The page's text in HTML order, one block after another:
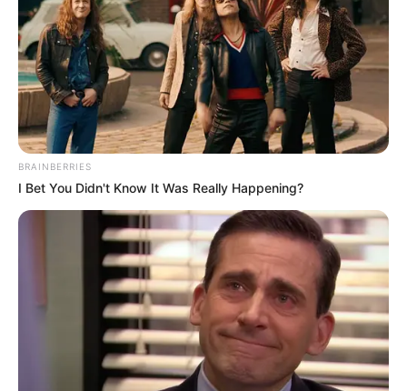
BRAINBERRIES
I Bet You Didn't Know It Was Really Happening?